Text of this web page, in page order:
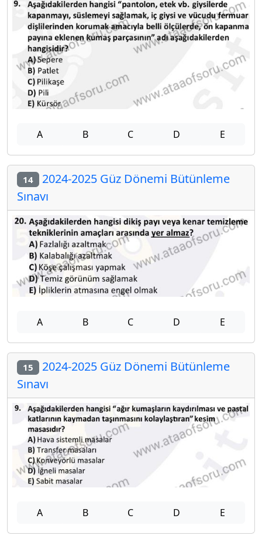
A B C D E
14 2024-2025 Güz Dönemi Bütünleme
Sınavı
A B C D E
15 2024-2025 Güz Dönemi Bütünleme
Sınavı
A B C D E